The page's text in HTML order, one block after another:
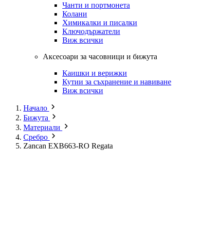
Чанти и портмонета
Колани
Химикалки и писалки
Ключодържатели
Виж всички
Аксесоари за часовници и бижута
Каишки и верижки
Кутии за съхранение и навиване
Виж всички
Начало
Бижута
Материали
Сребро
Zancan EXB663-RO Regata